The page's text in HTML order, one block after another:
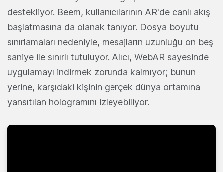
destekliyor. Beem, kullanıcılarının AR'de canlı akış
başlatmasına da olanak tanıyor. Dosya boyutu
sınırlamaları nedeniyle, mesajların uzunluğu on beş
saniye ile sınırlı tutuluyor. Alıcı, WebAR sayesinde
uygulamayı indirmek zorunda kalmıyor; bunun
yerine, karşıdaki kişinin gerçek dünya ortamına
yansıtılan hologramını izleyebiliyor.